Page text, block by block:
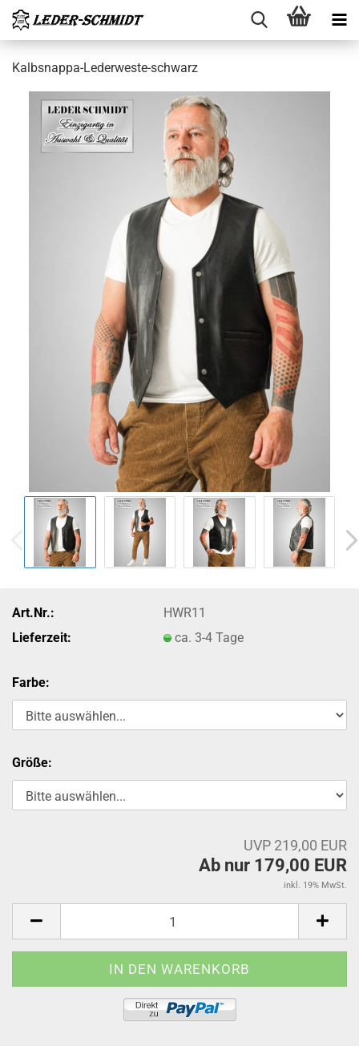
Kalbsnappa-​Lederweste-schwarz
Art.Nr.:
HWR11
Lieferzeit:
ca. 3-4 Tage
Farbe:
Größe:
UVP 219,00 EUR
Ab nur 179,00 EUR
inkl. 19% MwSt.